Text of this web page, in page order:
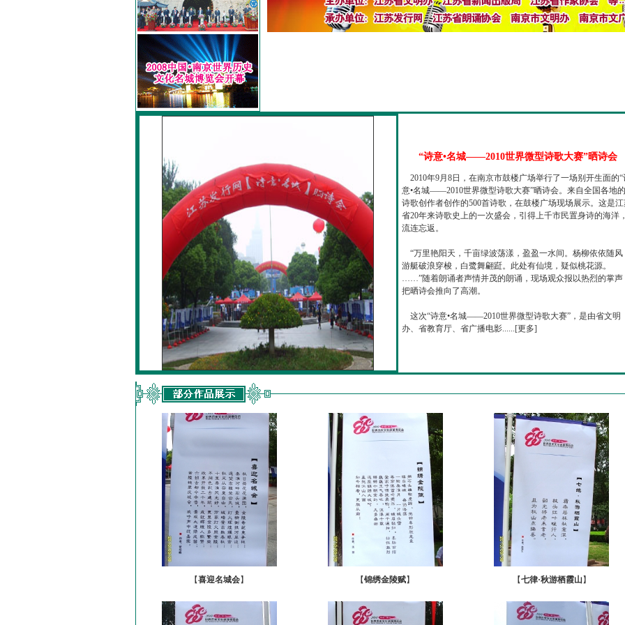
“诗意•名城——2010世界微型诗歌大赛”晒诗会
2010年9月8日，在南京市鼓楼广场举行了一场别开生面的“
意•名城——2010世界微型诗歌大赛”晒诗会。来自全国各地的
诗歌创作者创作的500首诗歌，在鼓楼广场现场展示。这是
省20年来诗歌史上的一次盛会，引得上千市民置身诗的海洋
流连忘返。
“万里艳阳天，千亩绿波荡漾，盈盈一水间。杨柳依依随风
游艇破浪穿梭，白鹭舞翩跹。此处有仙境，疑似桃花源。
……”随着朗诵者声情并茂的朗诵，现场观众报以热烈的掌声
把晒诗会推向了高潮。
这次“诗意•名城——2010世界微型诗歌大赛”，是由省文明
办、省教育厅、省广播电影......[更多]
【喜迎名城会】 【锦绣金陵赋】 【七律·秋游栖霞山】